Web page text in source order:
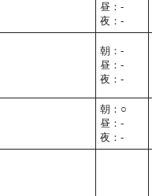
昼：-
夜：-
朝：-
昼：-
夜：-
朝：○
昼：-
夜：-